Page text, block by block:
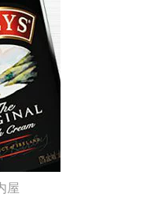
年会 忘年会 二次会 記
し 内祝い お返し 御返し
前 御霊前 お葬式 法要 仏
七回忌 十三回忌 お土産
節分 バレンタインデー
ィー 女子会 同窓会 差し
お母さん 両親 兄弟 姉妹
祖母 妻 夫 旦那 奥さん 旦
輩 後輩 同僚 ---------------
シリーズは、贅沢に果
時のご注意領収書につい
は菓子職人 1849年、フ
が産声を上げました。こ
子の製造職人だったアド
ドゥアール・ジャン。ふ
その地域の独特なフルー
たちまち大評判となり、
コアントロー」蒸溜所を
全ては果皮から自社農園
別されたビターオレンジ
が洗練された味わいを誇
屋